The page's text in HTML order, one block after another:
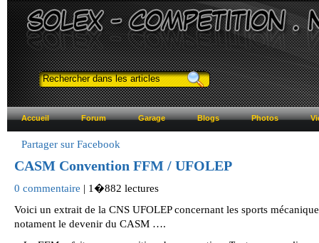
Accueil Forum Garage Blogs Photos
Partager sur Facebook
CASM Convention FFM / UFOLEP
0 commentaire | 1�882 lectures
Voici un extrait de la CNS UFOLEP concernant les sports
notament le devenir du CASM ….